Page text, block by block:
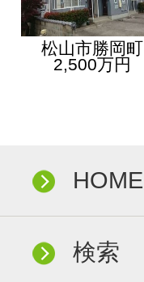
松山市勝岡町
2,500万円
HOME
検索